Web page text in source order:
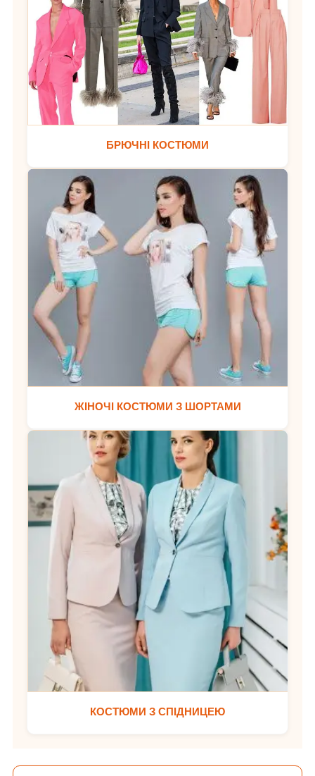
БРЮЧНІ КОСТЮМИ
ЖІНОЧІ КОСТЮМИ З ШОРТАМИ
КОСТЮМИ З СПІДНИЦЕЮ